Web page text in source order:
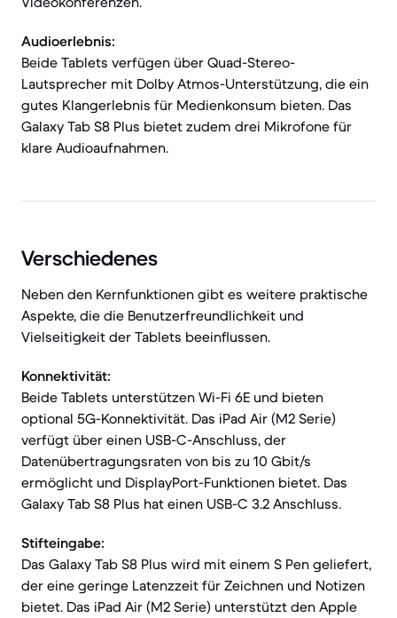
Audioerlebnis:
Beide Tablets verfügen über Quad-Stereo-
Lautsprecher mit Dolby Atmos-Unterstützung, die ein
gutes Klangerlebnis für Medienkonsum bieten. Das
Galaxy Tab S8 Plus bietet zudem drei Mikrofone für
klare Audioaufnahmen.
Verschiedenes
Neben den Kernfunktionen gibt es weitere praktische
Aspekte, die die Benutzerfreundlichkeit und
Vielseitigkeit der Tablets beeinflussen.
Konnektivität:
Beide Tablets unterstützen Wi-Fi 6E und bieten
optional 5G-Konnektivität. Das iPad Air (M2 Serie)
verfügt über einen USB-C-Anschluss, der
Datenübertragungsraten von bis zu 10 Gbit/s
ermöglicht und DisplayPort-Funktionen bietet. Das
Galaxy Tab S8 Plus hat einen USB-C 3.2 Anschluss.
Stifteingabe:
Das Galaxy Tab S8 Plus wird mit einem S Pen geliefert,
der eine geringe Latenzzeit für Zeichnen und Notizen
bietet. Das iPad Air (M2 Serie) unterstützt den Apple